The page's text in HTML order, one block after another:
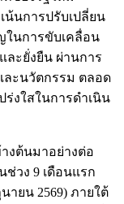
น้นการปรับเปลี่ยน
ในการขับเคลื่อน
ละยั่งยืน ผ่านการ
ะนวัตกรรม ตลอด
งใสในการดำเนิน
งต้นมาอย่างต่อ
ช่วง 9 เดือนแรก
ายน 2569) ภายใต้